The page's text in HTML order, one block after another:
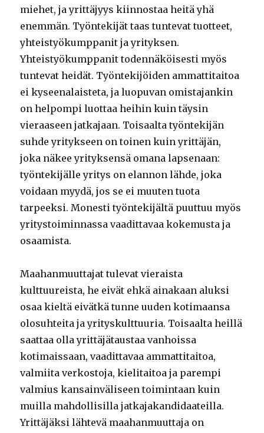
miehet, ja yrittäjyys kiinnostaa heitä yhä
enemmän. Työntekijät taas tuntevat tuotteet,
yhteistyökumppanit ja yrityksen.
Yhteistyökumppanit todennäköisesti myös
tuntevat heidät. Työntekijöiden ammattitaitoa
ei kyseenalaisteta, ja luopuvan omistajankin
on helpompi luottaa heihin kuin täysin
vieraaseen jatkajaan. Toisaalta työntekijän
suhde yritykseen on toinen kuin yrittäjän,
joka näkee yrityksensä omana lapsenaan:
työntekijälle yritys on elannon lähde, joka
voidaan myydä, jos se ei muuten tuota
tarpeeksi. Monesti työntekijältä puuttuu myös
yritystoiminnassa vaadittavaa kokemusta ja
osaamista.
Maahanmuuttajat tulevat vieraista
kulttuureista, he eivät ehkä ainakaan aluksi
osaa kieltä eivätkä tunne uuden kotimaansa
olosuhteita ja yrityskulttuuria. Toisaalta heillä
saattaa olla yrittäjätaustaa vanhoissa
kotimaissaan, vaadittavaa ammattitaitoa,
valmiita verkostoja, kielitaitoa ja parempi
valmius kansainväliseen toimintaan kuin
muilla mahdollisilla jatkajakandidaateilla.
Yrittäjäksi lähtevä maahanmuuttaja on